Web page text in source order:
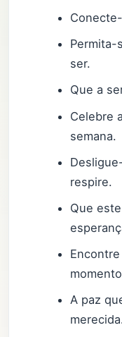
Permita-
ser.
Que a
Celebre
semana.
respire.
Que
A paz